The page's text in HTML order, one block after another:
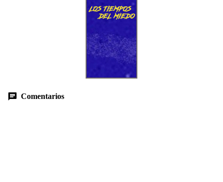
Comentarios